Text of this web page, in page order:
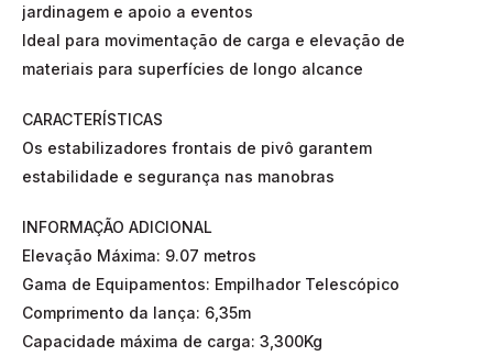
jardinagem e apoio a eventos
Ideal para movimentação de carga e elevação de
materiais para superfícies de longo alcance
CARACTERÍSTICAS
Os estabilizadores frontais de pivô garantem
estabilidade e segurança nas manobras
INFORMAÇÃO ADICIONAL
Elevação Máxima: 9.07 metros
Gama de Equipamentos: Empilhador Telescópico
Comprimento da lança: 6,35m
Capacidade máxima de carga: 3,300Kg